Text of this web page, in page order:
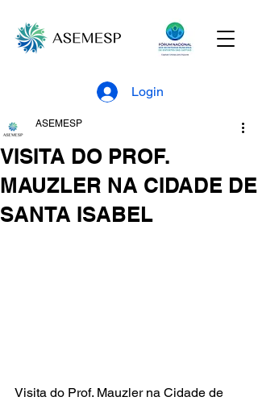
Login
VISITA DO PROF.
MAUZLER NA CIDADE DE
SANTA ISABEL
ASEMESP
Visita do Prof. Mauzler na Cidade de